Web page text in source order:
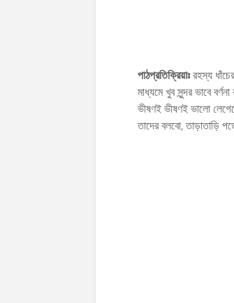
পাঠপ্রতিক্রিয়াঃরহস্য
মাধ্যমে খুব সুন্দর ভাবে
ভীষণই ভীষণই ভালো
তাদের বলবো, তাড়াতাড়ি